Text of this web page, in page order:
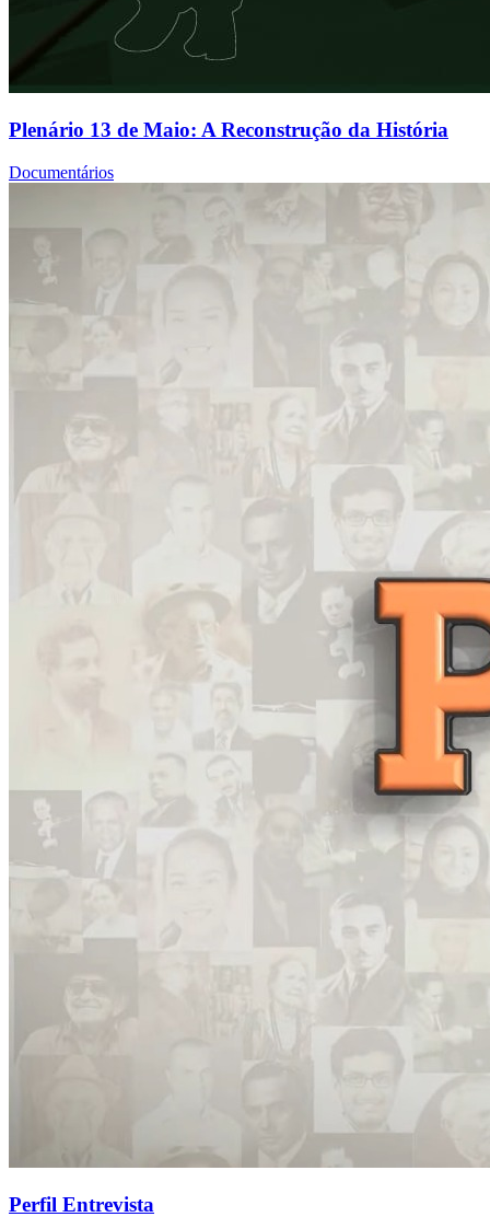
Plenário 13 de Maio: A Reconstrução da História
Documentários
Perfil Entrevista